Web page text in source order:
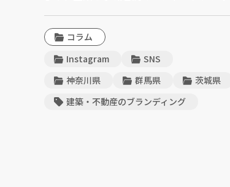
コラム
Instagram
SNS
神奈川県
群馬県
茨城県
建築・不動産のブランディング